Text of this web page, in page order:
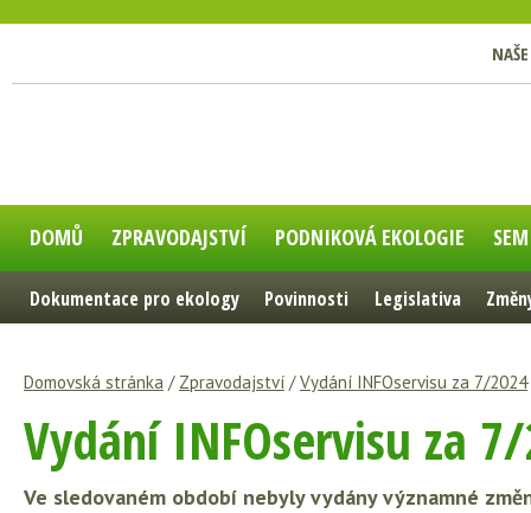
DOMŮ ZPRAVODAJSTVÍ PODNIKOVÁ EKOLOGIE
Dokumentace pro ekology Povinnosti Legislativa
Domovská stránka / Zpravodajství /Vydání INFOservisu za 7/2024
Vydání INFOservisu za
Ve sledovaném období nebyly vydány významné